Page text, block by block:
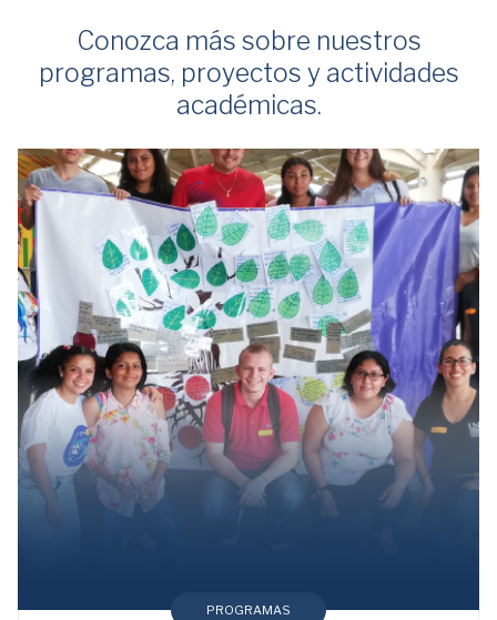
Conozca más sobre nuestros
programas, proyectos y actividades
académicas.
PROGRAMAS